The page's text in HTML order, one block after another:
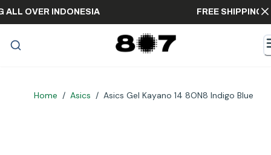
ALL OVER INDONESIA FREE
Home / Asics / Asics Gel Kayano 14 8ON8 Indigo Blue